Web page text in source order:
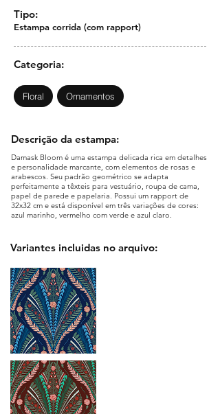
Tipo:
Estampa corrida (com rapport)
Categoria:
Floral Ornamentos
Descrição da estampa:
Damask Bloom é uma estampa delicada rica em detalhes
e personalidade marcante, com elementos de rosas e
arabescos. Seu padrão geométrico se adapta
perfeitamente a têxteis para vestuário, roupa de cama,
papel de parede e papelaria. Possui um rapport de
32x32 cm e está disponível em três variações de cores:
azul marinho, vermelho com verde e azul claro.
Variantes incluidas no arquivo: